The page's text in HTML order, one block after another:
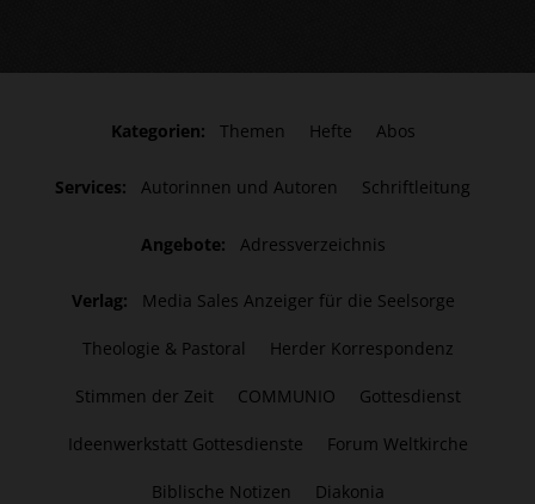
Kategorien: Themen Hefte Abos
Services: Autorinnen und Autoren Schriftleitung
Angebote: Adressverzeichnis
Verlag: Media Sales Anzeiger für die Seelsorge
Theologie & Pastoral Herder Korrespondenz
Stimmen der Zeit COMMUNIO Gottesdienst
Ideenwerkstatt Gottesdienste Forum Weltkirche
Biblische Notizen Diakonia